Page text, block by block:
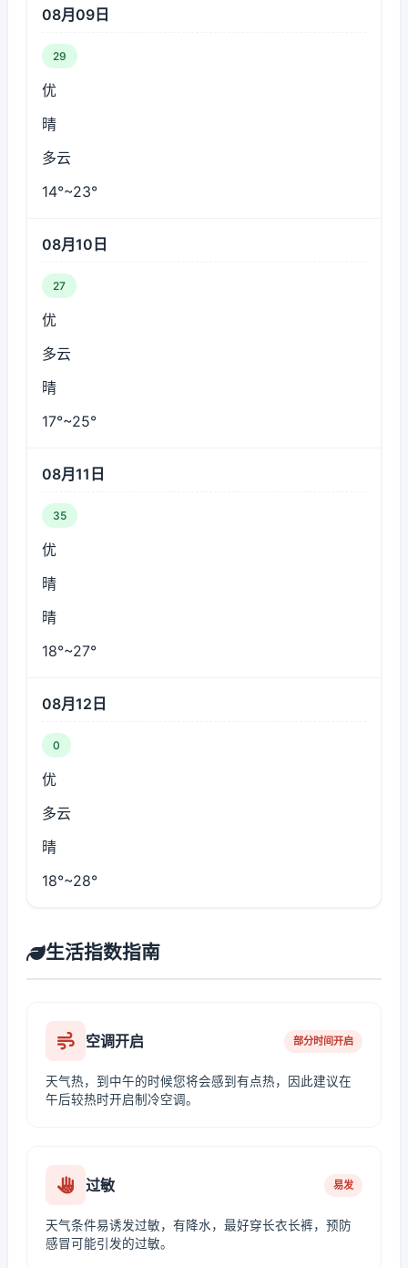
08月09日
29
优
晴
多云
14°~23°
08月10日
27
优
多云
晴
17°~25°
08月11日
35
优
晴
晴
18°~27°
08月12日
0
优
多云
晴
18°~28°
生活指数指南
空调开启 部分时间开启
天气热，到中午的时候您将会感到有点热，因此建议在
午后较热时开启制冷空调。
过敏 易发
天气条件易诱发过敏，有降水，最好穿长衣长裤，预防
感冒可能引发的过敏。